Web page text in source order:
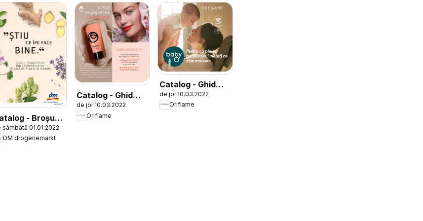
- Broșura
plante și
sâmbătă 01.01.2022
DM drogeriemarkt
Catalog - Ghid
Oncolour
de joi 10.03.2022
Oriflame
Catalog - Ghid
Baby O
de joi 10.03.2022
Oriflame